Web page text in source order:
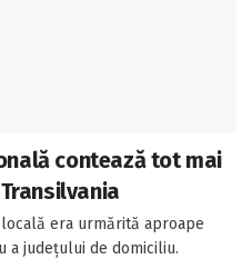
contează tot mai
era urmărită aproape
a județului de domiciliu.